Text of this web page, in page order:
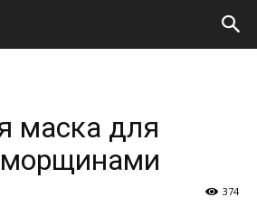
маска для
374